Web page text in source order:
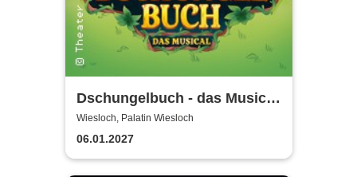
Dschungelbuch - das Musical
| Theater Liberi
Wiesloch, Palatin Wiesloch
06.01.2027